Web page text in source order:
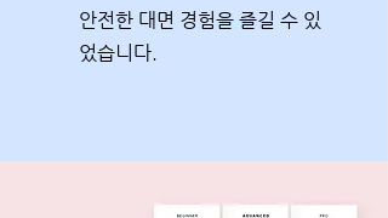
안전한 대면 경험을 즐길 수 있
었습니다.